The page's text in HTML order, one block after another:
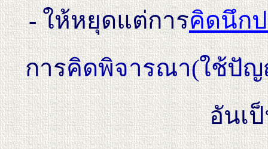
- ให้หยุดแต่การคิดนึก
การคิดพิจารณา(ใช้ปั
อันเ